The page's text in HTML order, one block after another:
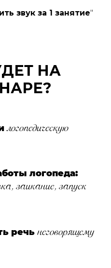
звук за 1 занятие"
НА
логопедическую
логопеда:
заикание, запуск
речь неговорящему